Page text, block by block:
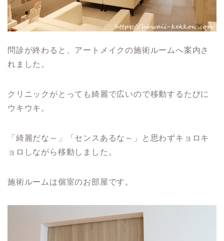
問診が終わると、アートメイクの施術ルームへ案内さ
れました。
クリニックがとっても綺麗で広いので移動するたびに
ウキウキ。
「綺麗だな～」「センスあるな～」と思わずキョロキ
ョロしながら移動しました。
施術ルームは個室のお部屋です。